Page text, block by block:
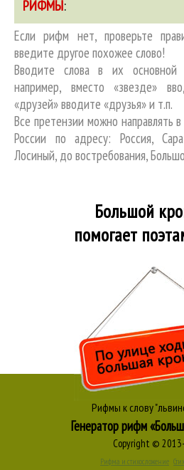
РИФМЫ:
Если рифм нет, проверьте
введите другое похожее слово!
Вводите слова в их основной
например, вместо «звезде»
«друзей» вводите «друзья» и т.п.
Все претензии можно направлять
России по адресу: Россия,
Лосиный, до востребования,
Большой
помогает
Рифмы к слову
Генератор рифм
Copyright ©
Рифма и стихосложение